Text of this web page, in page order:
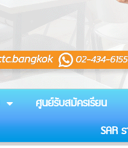
ศูนย์รับสมัครเรียน
SAR